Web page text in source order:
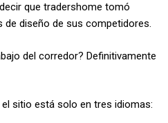
que tradershome tomó
diseño de sus competidores.
del corredor? Definitivamente
sitio está solo en tres idiomas: